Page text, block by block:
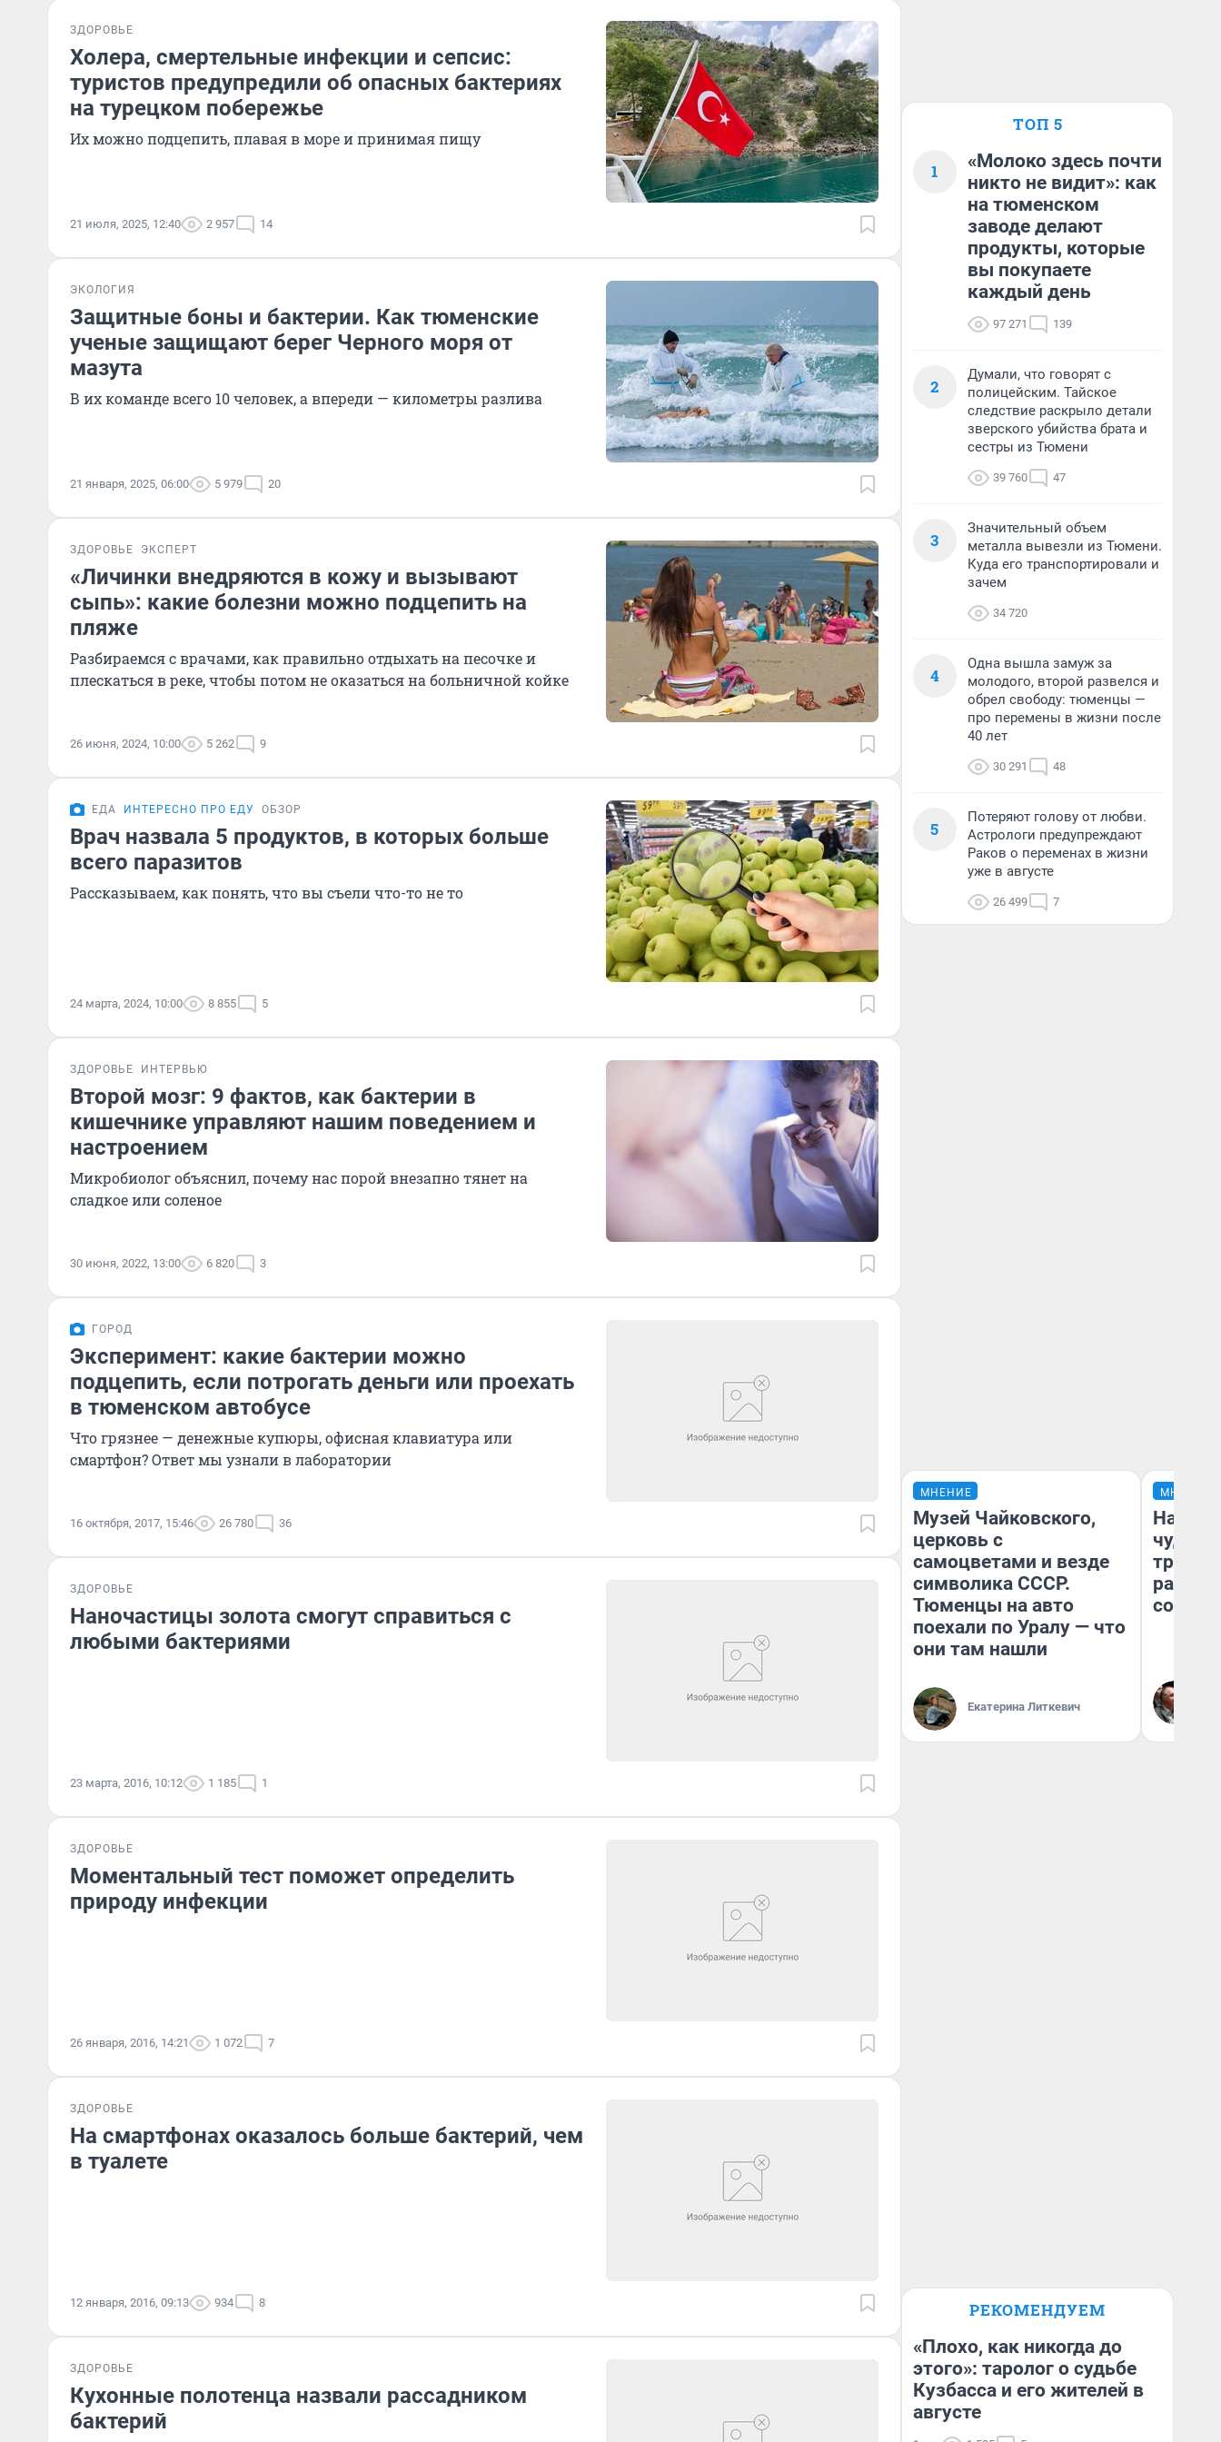
ЗДОРОВЬЕ
Холера, смертельные инфекции и сепсис:
туристов предупредили об опасных бактериях
на турецком побережье
Их можно подцепить, плавая в море и принимая пищу
21 июля, 2025, 12:40 2 957 14
ЭКОЛОГИЯ
Защитные боны и бактерии. Как тюменские
ученые защищают берег Черного моря от
мазута
В их команде всего 10 человек, а впереди — километры разлива
21 января, 2025, 06:00 5 979 20
ЗДОРОВЬЕ ЭКСПЕРТ
«Личинки внедряются в кожу и вызывают
сыпь»: какие болезни можно подцепить на
пляже
Разбираемся с врачами, как правильно отдыхать на песочке и
плескаться в реке, чтобы потом не оказаться на больничной койке
26 июня, 2024, 10:00 5 262 9
ЕДА ИНТЕРЕСНО ПРО ЕДУ ОБЗОР
Врач назвала 5 продуктов, в которых больше
всего паразитов
Рассказываем, как понять, что вы съели что-то не то
24 марта, 2024, 10:00 8 855 5
ЗДОРОВЬЕ ИНТЕРВЬЮ
Второй мозг: 9 фактов, как бактерии в
кишечнике управляют нашим поведением и
настроением
Микробиолог объяснил, почему нас порой внезапно тянет на
сладкое или соленое
30 июня, 2022, 13:00 6 820 3
ГОРОД
Эксперимент: какие бактерии можно
подцепить, если потрогать деньги или проехать
в тюменском автобусе
Что грязнее — денежные купюры, офисная клавиатура или
смартфон? Ответ мы узнали в лаборатории
16 октября, 2017, 15:46 26 780 36
ЗДОРОВЬЕ
Наночастицы золота смогут справиться с
любыми бактериями
23 марта, 2016, 10:12 1 185 1
ЗДОРОВЬЕ
Моментальный тест поможет определить
природу инфекции
26 января, 2016, 14:21 1 072 7
ЗДОРОВЬЕ
На смартфонах оказалось больше бактерий, чем
в туалете
12 января, 2016, 09:13 934 8
ЗДОРОВЬЕ
Кухонные полотенца назвали рассадником
бактерий
ТОП 5
1
«Молоко здесь почти
никто не видит»: как
на тюменском
заводе делают
продукты, которые
вы покупаете
каждый день
97 271 139
2
Думали, что говорят с
полицейским. Тайское
следствие раскрыло детали
зверского убийства брата и
сестры из Тюмени
39 760 47
3
Значительный объем
металла вывезли из Тюмени.
Куда его транспортировали и
зачем
34 720
4
Одна вышла замуж за
молодого, второй развелся и
обрел свободу: тюменцы —
про перемены в жизни после
40 лет
30 291 48
5
Потеряют голову от любви.
Астрологи предупреждают
Раков о переменах в жизни
уже в августе
26 499 7
МНЕНИЕ
Музей Чайковского,
церковь с
самоцветами и везде
символика СССР.
Тюменцы на авто
поехали по Уралу — что
они там нашли
Екатерина Литкевич
МНЕНИЕ
чудом
РЕКОМЕНДУЕМ
«Плохо, как никогда до
этого»: таролог о судьбе
Кузбасса и его жителей в
августе